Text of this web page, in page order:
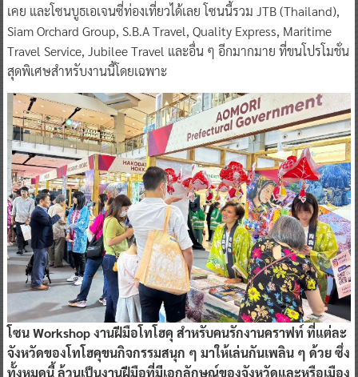
เคย และโซนบูธเอเจนซี่ท่องเที่ยวได้เลย โซนนี้รวม JTB (Thailand),
Siam Orchard Group, S.B.A Travel, Quality Express, Maritime
Travel Service, Jubilee Travel และอื่น ๆ อีกมากมาย ที่ขนโปรโมชั่น
สุดพิเศษสำหรับงานนี้โดยเฉพาะ
โซน Workshop งานฝีมือโทโฮคุ สำหรับคนรักงานคราฟท์ ที่แต่ละ
จังหวัดของโทโฮคุขนกิจกรรมสนุก ๆ มาให้เล่นกันเพลิน ๆ ด้วย ซึ่ง
ทั้งหมดนี้ ล้วนเป็นงานฝีมือที่มีเอกลักษณ์ของจังหวัดและหรือเมือง